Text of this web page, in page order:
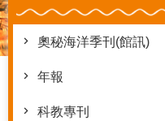
奧秘海洋季刊(館訊)
年報
科教專刊